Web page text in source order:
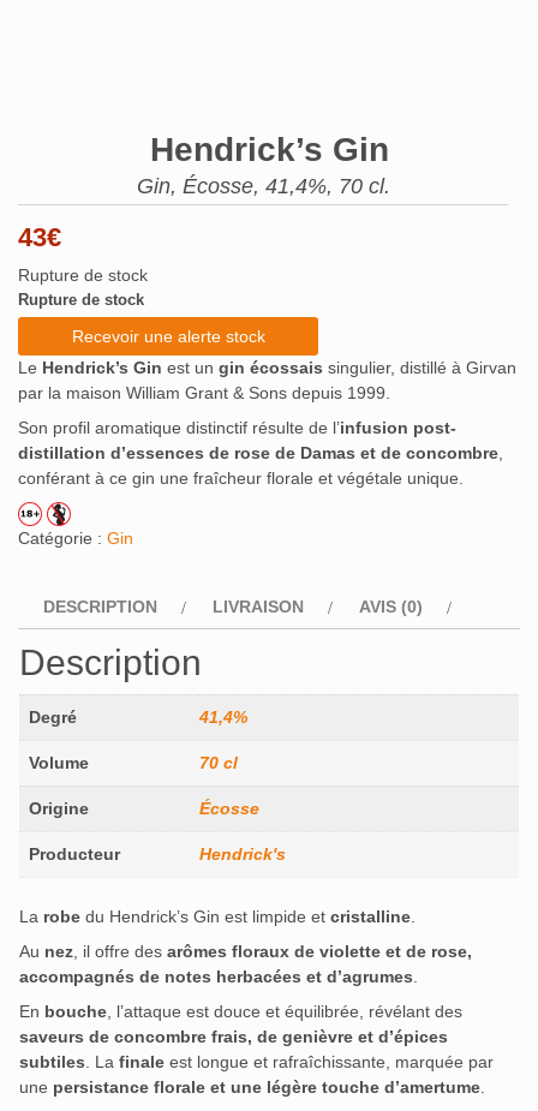
Hendrick’s Gin
Gin, Écosse, 41,4%, 70 cl.
43€
Rupture de stock
Rupture de stock
Recevoir une alerte stock
Le Hendrick’s Gin est un gin écossais singulier, distillé à Girvan
par la maison William Grant & Sons depuis 1999.
Son profil aromatique distinctif résulte de l’infusion post-
distillation d’essences de rose de Damas et de concombre
conférant à ce gin une fraîcheur florale et végétale unique.
Catégorie : Gin
DESCRIPTION LIVRAISON AVIS (0)
Description
Degré 41,4%
Volume 70 cl
Origine Écosse
Producteur Hendrick's
La robe du Hendrick’s Gin est limpide et cristalline.
Au nez, il offre des arômes floraux de violette et de rose,
accompagnés de notes herbacées et d’agrumes.
En bouche, l’attaque est douce et équilibrée, révélant des
saveurs de concombre frais, de genièvre et d’épices
subtiles. La finale est longue et rafraîchissante, marquée par
une persistance florale et une légère touche d’amertume.